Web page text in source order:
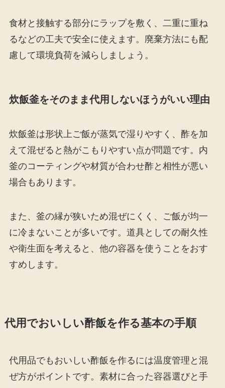
食材と接触する部分にラップを敷く、二重に重ね
るなどの工夫で安全に使えます。廃棄方法にも配
慮して環境負荷を減らしましょう。
炊飯釜をそのまま代用しないほうがいい理由
炊飯釜は形状上ご飯が蒸気で湿りやすく、酢を加
えて混ぜると熱がこもりやすい点が問題です。内
釜のコーティングや材質が合わせ酢と相性が悪い
場合もあります。
また、釜の縁が狭いため混ぜにくく、ご飯が均一
に冷まないことが多いです。道具としての耐久性
や衛生面を考えると、他の容器を使うことをおす
すめします。
代用でおいしい酢飯を作る基本の手順
代用品でもおいしい酢飯を作るには温度管理と混
ぜ方がポイントです。素材に合った容器選びと手